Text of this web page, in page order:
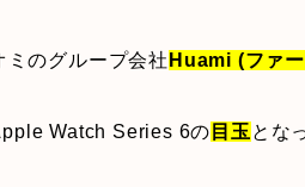
のグループ会社 Huami (ファ
Watch Series 6の 目玉 とな